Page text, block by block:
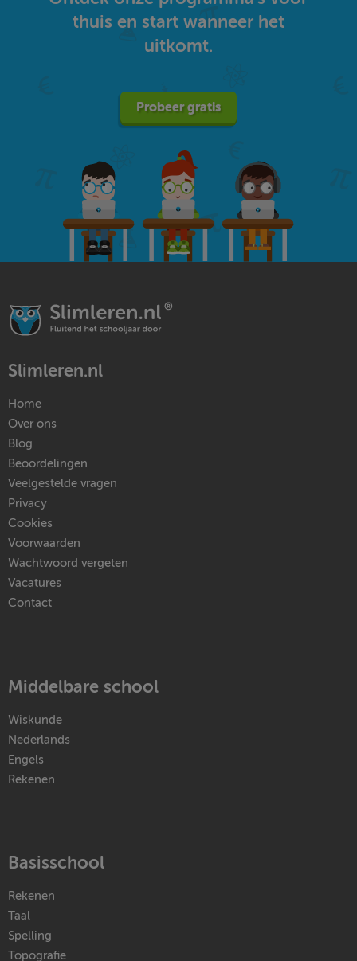
thuis en start wanneer het
uitkomt.
Probeer gratis
Slimleren.nl
Home
Over ons
Blog
Beoordelingen
Veelgestelde vragen
Privacy
Cookies
Voorwaarden
Wachtwoord vergeten
Vacatures
Contact
Middelbare school
Wiskunde
Nederlands
Engels
Rekenen
Basisschool
Rekenen
Taal
Spelling
Topografie